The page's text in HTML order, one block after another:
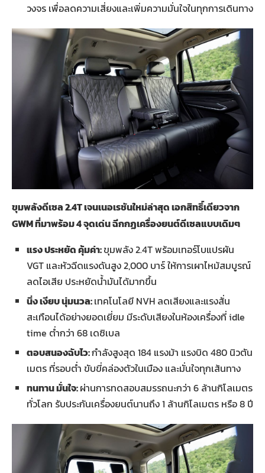
วงจร เพื่อลดความเสี่ยงและเพิ่มความมั่นใจในทุกการเดินทาง
ขุมพลังดีเซล2.4T เจนเนอเรชันใหม่ล่าสุด เอกสิทธิ์เดียวจาก
GWM ที่มาพร้อม 4 จุดเด่น ฉีกกฏเครื่องยนต์ดีเซลแบบเดิมๆ
แรง ประหยัด คุ้มค่า:ขุมพลัง 2.4T พร้อมเทอร์โบแปรผัน
VGT และหัวฉีดแรงดันสูง 2,000 บาร์ ให้การเผาไหม้สมบูรณ์
ลดไอเสีย ประหยัดน้ำมันได้มากขึ้น
นิ่ง เงียบ นุ่มนวล:เทคโนโลยี NVH ลดเสียงและแรงสั่น
สะเทือนได้อย่างยอดเยี่ยม มีระดับเสียงในห้องเครื่องที่ idle
time ต่ำกว่า 68 เดซิเบล
ตอบสนองฉับไว:กำลังสูงสุด 184 แรงม้า แรงบิด 480 นิวตัน
เมตร ที่รอบต่ำ ขับขี่คล่องตัวในเมือง และมั่นใจทุกเส้นทาง
ทนทาน มั่นใจ:ผ่านการทดสอบสมรรถนะกว่า 6 ล้านกิโลเมตร
ทั่วโลก รับประกันเครื่องยนต์นานถึง 1 ล้านกิโลเมตร หรือ 8 ปี